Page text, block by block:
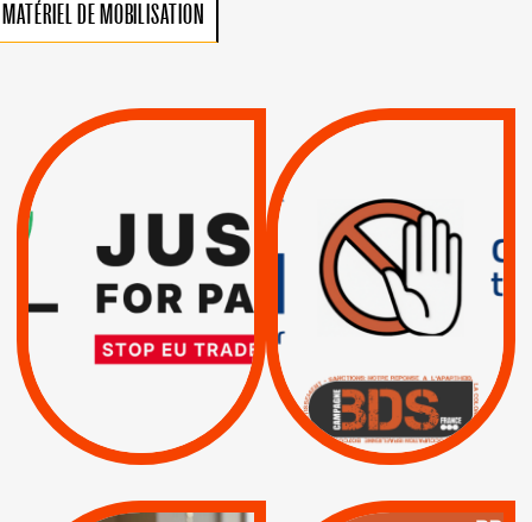
MATÉRIEL DE MOBILISATION
VIOLATIONS DES
SUSPENSION
TOTALE DE
L’ACCORD
D’ASSOCIATION UE-
ISRAËL
| Pétitions
INTERNATIONAL ?
TRUMP, MACRON :
MÊME COMBAT
| Actus |
| Boycott militaire |
Lettres d'interpellation